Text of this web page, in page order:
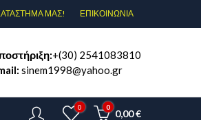
ΜΑΣ! ΕΠΙΚΟΙΝΩΝΊΑ
+(30) 2541083810
sinem1998@yahoo.gr
0 0
0,00€